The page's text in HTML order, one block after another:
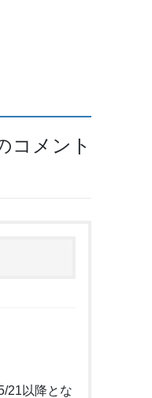
コメント
21以降とな